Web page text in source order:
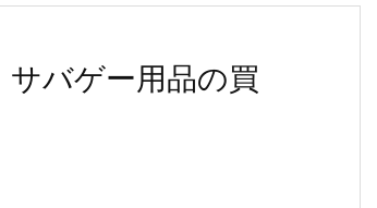
バゲー用品の買